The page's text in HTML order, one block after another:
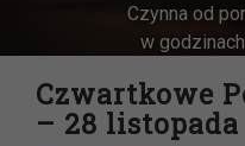
Czynna od
w godzinach
w godz.
Czwartkowe
– 28 listopada